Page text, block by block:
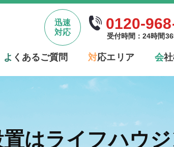
迅速
対応
0120-
受付時間：24時間
よ くあるご質問 対応エリア 会
はライフハウ